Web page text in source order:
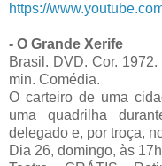
https://
- O Grande Xerife
Brasil. DVD. Cor.
min. Comédia.
O carteiro de uma
uma quadrilha
delegado e, por troça,
Dia 26, domingo, às